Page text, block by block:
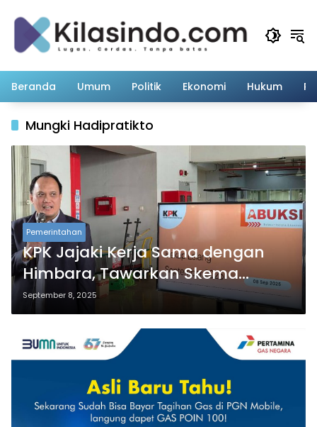
Beranda Umum Politik Ekonomi Hukum
Mungki Hadipratikto
Pemerintahan
KPK Jajaki Kerja Sama dengan
Himbara, Tawarkan Skema
Cicilan untuk Pemenang Lelang
Barang Rampasan
September 8, 2025